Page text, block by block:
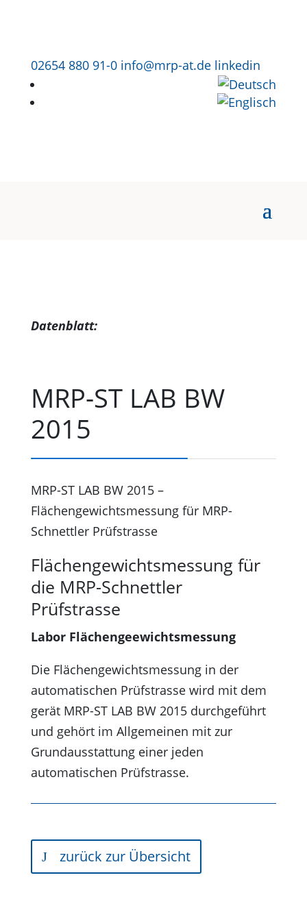
02654 880 91-0 info@mrp-at.de linkedin
Datenblatt:
MRP-ST LAB BW
2015
MRP-ST LAB BW 2015 –
Flächengewichtsmessung für MRP-
Schnettler Prüfstrasse
Flächengewichtsmessung für
die MRP-Schnettler
Prüfstrasse
Labor Flächengeewichtsmessung
Die Flächengewichtsmessung in der
automatischen Prüfstrasse wird mit dem
gerät MRP-ST LAB BW 2015 durchgeführt
und gehört im Allgemeinen mit zur
Grundausstattung einer jeden
automatischen Prüfstrasse.
zurück zur Übersicht